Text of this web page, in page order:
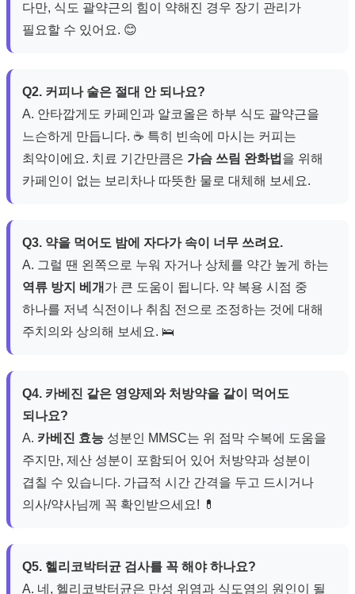
다만, 식도 괄약근의 힘이 약해진 경우 장기 관리가
필요할 수 있어요. 😊
Q2. 커피나 술은 절대 안 되나요?
A. 안타깝게도 카페인과 알코올은 하부 식도 괄약근을
느슨하게 만듭니다. ☕️ 특히 빈속에 마시는 커피는
최악이에요. 치료 기간만큼은 가슴 쓰림 완화법 을 위해
카페인이 없는 보리차나 따뜻한 물로 대체해 보세요.
Q3. 약을 먹어도 밤에 자다가 속이 너무 쓰려요.
A. 그럴 땐 왼쪽으로 누워 자거나 상체를 약간 높게 하는
역류 방지 베개 가 큰 도움이 됩니다. 약 복용 시점 중
하나를 저녁 식전이나 취침 전으로 조정하는 것에 대해
주치의와 상의해 보세요. 🛌
Q4. 카베진 같은 영양제와 처방약을 같이 먹어도
되나요?
A. 카베진 효능 성분인 MMSC는 위 점막 수복에 도움을
주지만, 제산 성분이 포함되어 있어 처방약과 성분이
겹칠 수 있습니다. 가급적 시간 간격을 두고 드시거나
의사/약사님께 꼭 확인받으세요! 💊
Q5. 헬리코박터균 검사를 꼭 해야 하나요?
A. 네, 헬리코박터균은 만성 위염과 식도염의 원인이 될